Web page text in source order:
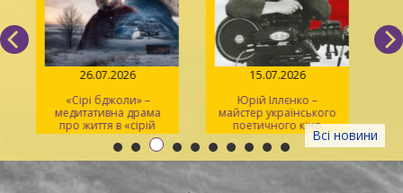
Всі новини
26.07.2026
«Сірі бджоли» –
медитативна драма
про життя в «сірій
зоні»
15.07.2026
Юрій Іллєнко –
майстер українського
поетичного кіно